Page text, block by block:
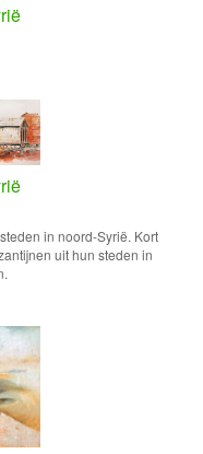
in noord-Syrië. Kort
uit hun steden in